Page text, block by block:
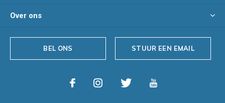
Over ons
BEL ONS STUUR EEN EMAIL